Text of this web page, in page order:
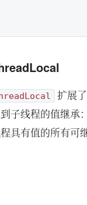
扩展了
子线程的值继承
具有值的所有可